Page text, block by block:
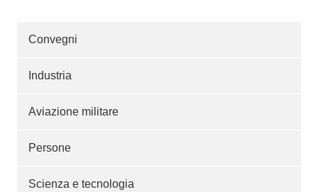
Convegni
Industria
Aviazione militare
Persone
Scienza e tecnologia